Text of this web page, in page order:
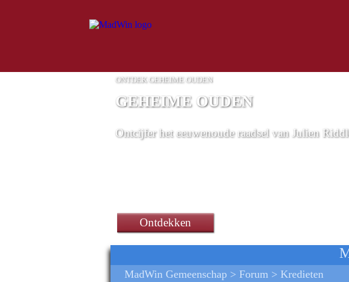
ONTDEK GEHEIME OUDEN
GEHEIME OUDEN
Ontcijfer het eeuwenoude raadsel van Julien
Ontdekken
multifunctionele Babymoov-robot
MadWin Gemeenschap > Forum > Kredieten